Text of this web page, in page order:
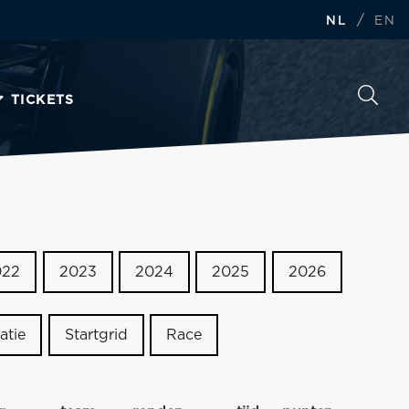
NL / EN
TICKETS
2023 2024 2025 2026
Startgrid Race